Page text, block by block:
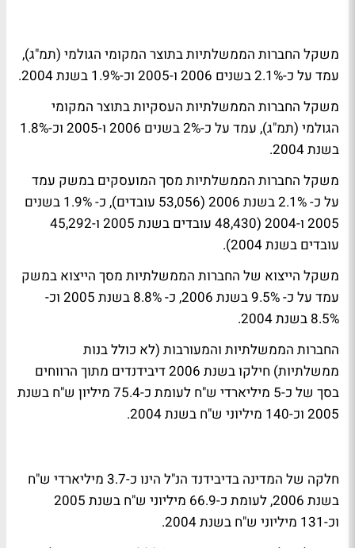
משקל החברות הממשלתיות בתוצר המקומי הגולמי (תמ"ג),
עמד על כ-2.1% בשנים 2006 ו-2005 וכ-1.9% בשנת 2004.
משקל החברות הממשלתיות העסקיות בתוצר המקומי
הגולמי (תמ"ג), עמד על כ-2% בשנים 2006 ו-2005 וכ-1.8%
בשנת 2004.
משקל החברות הממשלתיות מסך המועסקים במשק עמד
על כ- 2.1% בשנת 2006 (53,056 עובדים), כ- 1.9% בשנים
2005 ו-2004 (48,430 עובדים בשנת 2005 ו-45,292
עובדים בשנת 2004).
משקל הייצוא של החברות הממשלתיות מסך הייצוא במשק
עמד על כ- 9.5% בשנת 2006, כ- 8.8% בשנת 2005 וכ-
8.5% בשנת 2004.
החברות הממשלתיות והמעורבות (לא כולל בנות
ממשלתיות) חילקו בשנת 2006 דיבידנדים מתוך הרווחים
בסך של כ-5 מיליארדי ש"ח לעומת כ-75.4 מיליון ש"ח בשנת
2005 וכ-140 מיליוני ש"ח בשנת 2004.
חלקה של המדינה בדיבידנד הנ"ל הינו כ-3.7 מיליארדי ש"ח
בשנת 2006, לעומת כ-66.9 מיליוני ש"ח בשנת 2005
וכ-131 מיליוני ש"ח בשנת 2004.